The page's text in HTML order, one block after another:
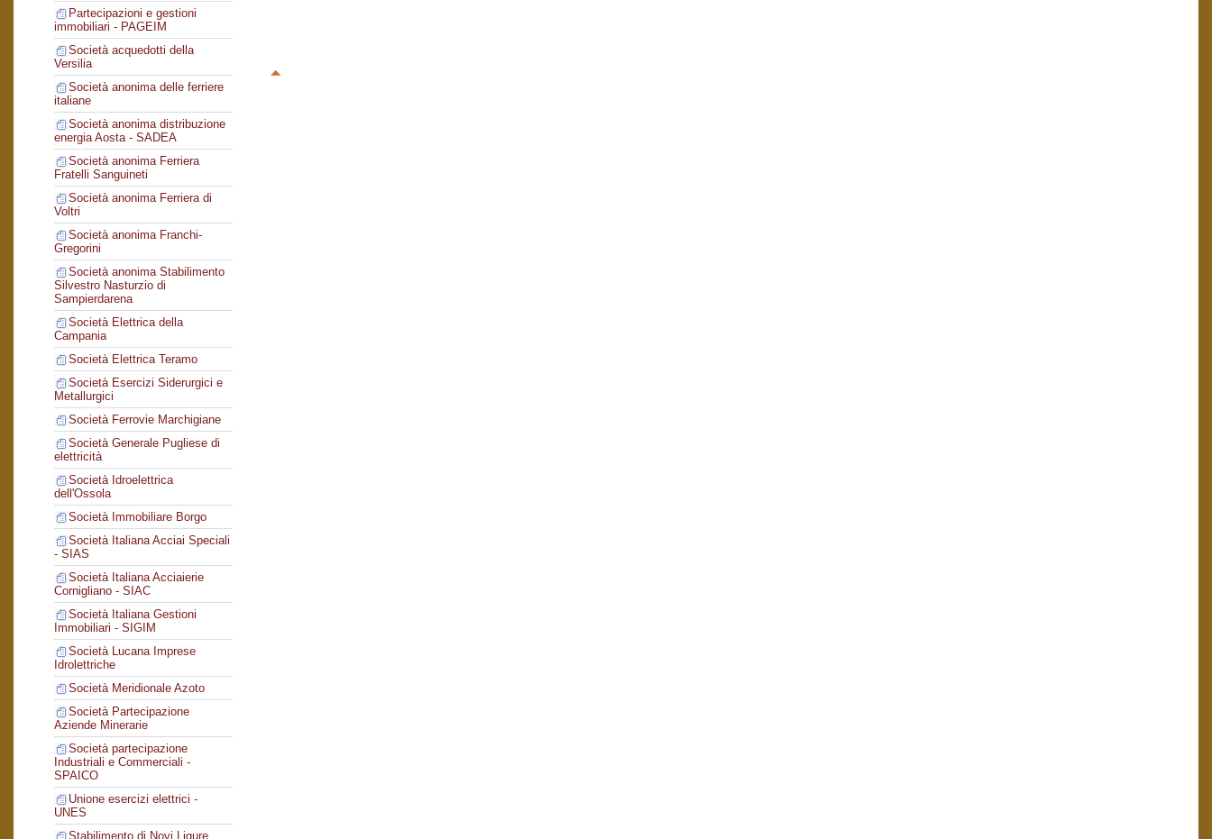
Partecipazioni e gestioni
immobiliari - PAGEIM
Società acquedotti della
Versilia
Società anonima delle ferriere
italiane
Società anonima distribuzione
energia Aosta - SADEA
Società anonima Ferriera
Fratelli Sanguineti
Società anonima Ferriera di
Voltri
Società anonima Franchi-
Gregorini
Società anonima Stabilimento
Silvestro Nasturzio di
Sampierdarena
Società Elettrica della
Campania
Società Elettrica Teramo
Società Esercizi Siderurgici e
Metallurgici
Società Ferrovie Marchigiane
Società Generale Pugliese di
elettricità
Società Idroelettrica
dell'Ossola
Società Immobiliare Borgo
Società Italiana Acciai Speciali
- SIAS
Società Italiana Acciaierie
Cornigliano - SIAC
Società Italiana Gestioni
Immobiliari - SIGIM
Società Lucana Imprese
Idrolettriche
Società Meridionale Azoto
Società Partecipazione
Aziende Minerarie
Società partecipazione
Industriali e Commerciali -
SPAICO
Unione esercizi elettrici -
UNES
Stabilimento di Novi Ligure